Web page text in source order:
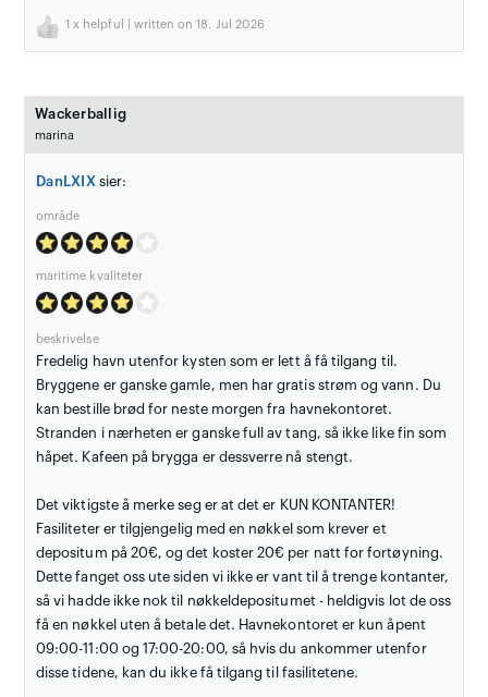
1 x helpful | written on 18. Jul 2026
Wackerballig
marina
DanLXIX sier:
område
maritime kvaliteter
beskrivelse
Fredelig havn utenfor kysten som er lett å få tilgang til.
Bryggene er ganske gamle, men har gratis strøm og vann. Du
kan bestille brød for neste morgen fra havnekontoret.
Stranden i nærheten er ganske full av tang, så ikke like fin som
håpet. Kafeen på brygga er dessverre nå stengt.
Det viktigste å merke seg er at det er KUN KONTANTER!
Fasiliteter er tilgjengelig med en nøkkel som krever et
depositum på 20€, og det koster 20€ per natt for fortøyning.
Dette fanget oss ute siden vi ikke er vant til å trenge kontanter,
så vi hadde ikke nok til nøkkeldepositumet - heldigvis lot de oss
få en nøkkel uten å betale det. Havnekontoret er kun åpent
09:00-11:00 og 17:00-20:00, så hvis du ankommer utenfor
disse tidene, kan du ikke få tilgang til fasilitetene.